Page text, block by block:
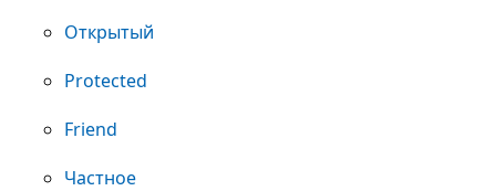
Открытый
Protected
Friend
Частное